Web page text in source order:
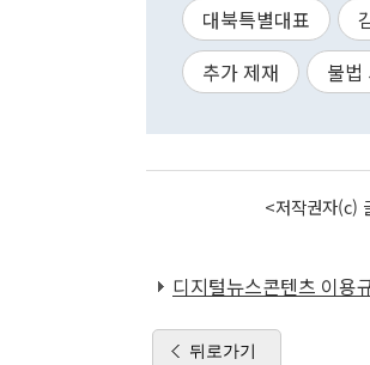
대북특별대표
추가 제재
불법
<저작권자(c)
디지털뉴스콘텐츠 이용
뒤로가기